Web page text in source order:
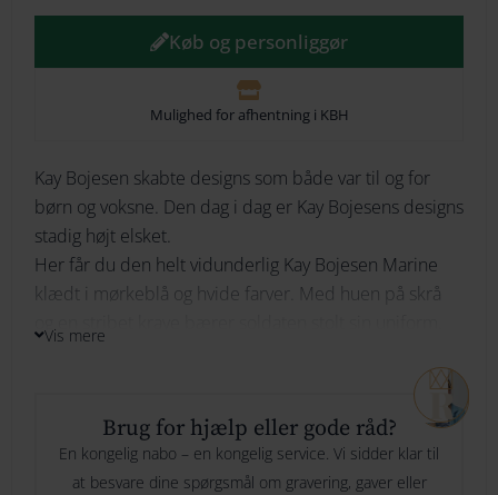
244
294
Køb og personliggør
Mulighed for afhentning i KBH
Skrifttype
Indtast din tekst her
Her skriver du hvad du ønsker vi skal
Specielle ønsker til gravering
Er der noget vi skal være
opmærksom på, ønsker eller andet? Så kan du skrive det her
Kay
Bojesen
Marine
antal
Kay Bojesen skabte designs som både var til og for
børn og voksne. Den dag i dag er Kay Bojesens designs
stadig højt elsket.
Her får du den helt vidunderlig Kay Bojesen Marine
klædt i mørkeblå og hvide farver. Med huen på skrå
version, men med den samme grundform som den
originale figur. Den enkle Kay Bojesen træfigur i malet
bøgetræ. Hver en detalje er malet i hånden med stor
præcision.
Vis mere
Brug for hjælp eller gode råd?
En kongelig nabo – en kongelig service. Vi sidder klar til
at besvare dine spørgsmål om gravering, gaver eller